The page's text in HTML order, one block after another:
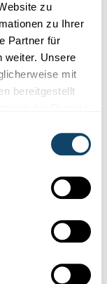
zu
zu Ihrer
Partner für
weiter. Unsere
mit
bereitgestellt
Cyborg Neil
Sound of
diese Technik